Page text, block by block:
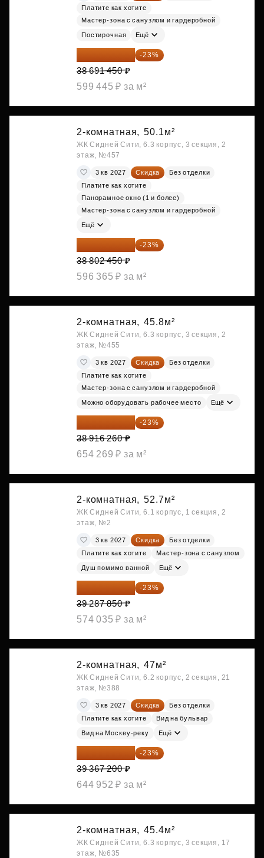
Платите как хотите
Мастер-зона с санузлом и гардеробной
Постирочная Ещё
29 792 417 ₽ -23%
38 691 450 ₽
599 445 ₽ за м²
2-комнатная, 50.1м²
ЖК Сидней Сити, 6.3 корпус, 3 секция, 2
этаж, №457
3 кв 2027 Скидка
Без отделки
Платите как хотите
Панорамное окно (1 и более)
Мастер-зона с санузлом и гардеробной
Ещё
29 877 887 ₽ -23%
38 802 450 ₽
596 365 ₽ за м²
2-комнатная, 45.8м²
ЖК Сидней Сити, 6.3 корпус, 3 секция, 2
этаж, №455
3 кв 2027 Скидка
Без отделки
Платите как хотите
Мастер-зона с санузлом и гардеробной
Можно оборудовать рабочее место Ещё
29 965 520 ₽ -23%
38 916 260 ₽
654 269 ₽ за м²
2-комнатная, 52.7м²
ЖК Сидней Сити, 6.1 корпус, 1 секция, 2
этаж, №2
3 кв 2027 Скидка
Без отделки
Платите как хотите
Мастер-зона с санузлом
Душ помимо ванной Ещё
30 251 645 ₽ -23%
39 287 850 ₽
574 035 ₽ за м²
2-комнатная, 47м²
ЖК Сидней Сити, 6.2 корпус, 2 секция, 21
этаж, №388
3 кв 2027 Скидка
Без отделки
Платите как хотите
Вид на бульвар
Вид на Москву-реку Ещё
30 312 744 ₽ -23%
39 367 200 ₽
644 952 ₽ за м²
2-комнатная, 45.4м²
ЖК Сидней Сити, 6.3 корпус, 3 секция, 17
этаж, №635